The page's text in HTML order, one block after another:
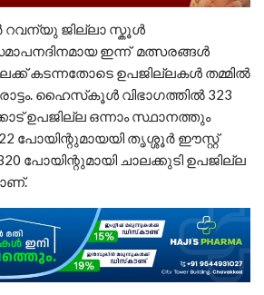
ജില്ലാ സ്കൂൾ
ഇന്ന് മത്സരങ്ങൾ
കടന്നതോടെ ഉപജില്ലകൾ തമ്മിൽ
ഹൈസ്‌കൂള്‍ വിഭാഗത്തില്‍ 323
ഉപജില്ല ഒന്നാം സ്ഥാനത്തും
പോയിന്റുമായയി തൃശ്ശൂർ ഈസ്റ്റ്
പോയിന്റുമായി ചാലക്കുടി ഉപജില്ല